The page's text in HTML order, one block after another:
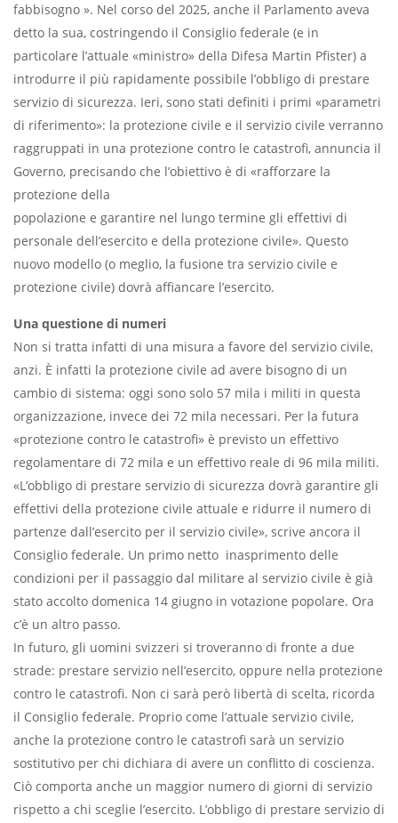
fabbisogno ». Nel corso del 2025, anche il Parlamento aveva
detto la sua, costringendo il Consiglio federale (e in
particolare l’attuale «ministro» della Difesa Martin Pfister) a
introdurre il più rapidamente possibile l’obbligo di prestare
servizio di sicurezza. Ieri, sono stati definiti i primi «parametri
di riferimento»: la protezione civile e il servizio civile verranno
raggruppati in una protezione contro le catastrofi, annuncia il
Governo, precisando che l’obiettivo è di «rafforzare la
protezione della
popolazione e garantire nel lungo termine gli effettivi di
personale dell’esercito e della protezione civile». Questo
nuovo modello (o meglio, la fusione tra servizio civile e
protezione civile) dovrà affiancare l’esercito.
Una questione di numeri
Non si tratta infatti di una misura a favore del servizio civile,
anzi. È infatti la protezione civile ad avere bisogno di un
cambio di sistema: oggi sono solo 57 mila i militi in questa
organizzazione, invece dei 72 mila necessari. Per la futura
«protezione contro le catastrofi» è previsto un effettivo
regolamentare di 72 mila e un effettivo reale di 96 mila militi.
«L’obbligo di prestare servizio di sicurezza dovrà garantire gli
effettivi della protezione civile attuale e ridurre il numero di
partenze dall’esercito per il servizio civile», scrive ancora il
Consiglio federale. Un primo netto inasprimento delle
condizioni per il passaggio dal militare al servizio civile è già
stato accolto domenica 14 giugno in votazione popolare. Ora
c’è un altro passo.
In futuro, gli uomini svizzeri si troveranno di fronte a due
strade: prestare servizio nell’esercito, oppure nella protezione
contro le catastrofi. Non ci sarà però libertà di scelta, ricorda
il Consiglio federale. Proprio come l’attuale servizio civile,
anche la protezione contro le catastrofi sarà un servizio
sostitutivo per chi dichiara di avere un conflitto di coscienza.
Ciò comporta anche un maggior numero di giorni di servizio
rispetto a chi sceglie l’esercito. L’obbligo di prestare servizio di